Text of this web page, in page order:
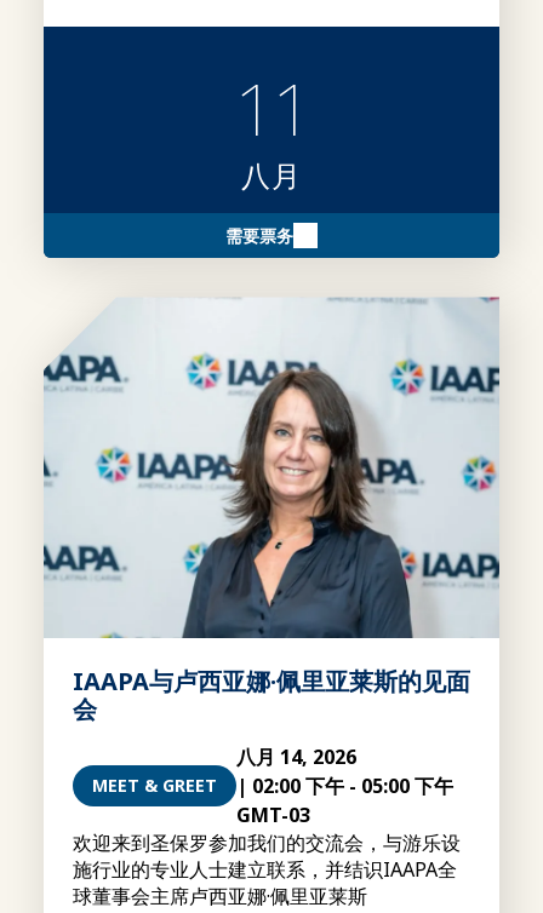
11
八月
需要票务
IAAPA与卢西亚娜·佩里亚莱斯的见面
会
MEET & GREET
八月 14, 2026
| 02:00 下午 - 05:00 下午
GMT-03
欢迎来到圣保罗参加我们的交流会，与游乐设
施行业的专业人士建立联系，并结识IAAPA全
球董事会主席卢西亚娜·佩里亚莱斯